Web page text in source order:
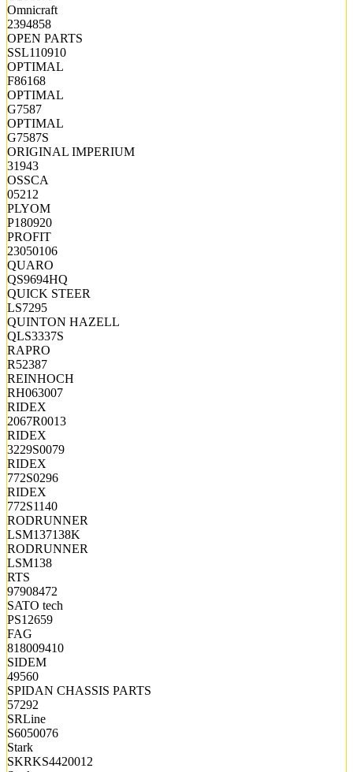
Omnicraft
2394858
OPEN PARTS
SSL110910
OPTIMAL
F86168
OPTIMAL
G7587
OPTIMAL
G7587S
ORIGINAL IMPERIUM
31943
OSSCA
05212
PLYOM
P180920
PROFIT
23050106
QUARO
QS9694HQ
QUICK STEER
LS7295
QUINTON HAZELL
QLS3337S
RAPRO
R52387
REINHOCH
RH063007
RIDEX
2067R0013
RIDEX
3229S0079
RIDEX
772S0296
RIDEX
772S1140
RODRUNNER
LSM137138K
RODRUNNER
LSM138
RTS
97908472
SATO tech
PS12659
FAG
818009410
SIDEM
49560
SPIDAN CHASSIS PARTS
57292
SRLine
S6050076
Stark
SKRKS4420012